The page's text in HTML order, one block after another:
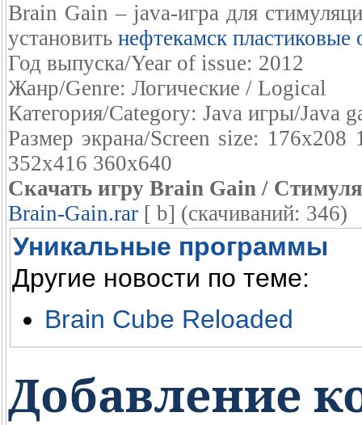
Brain Gain – java-игра для
установить нефтекамск пластиковые
Год выпуска/Year of issue: 2012
Жанр/Genre: Логические / Logical
Категория/Category: Java игры/Java
Размер экрана/Screen size:
352x416 360x640
Скачать игру Brain Gain /
Brain-Gain.rar [ b] (cкачиваний: 346)
Уникальные программы
Другие новости по теме:
Brain Cube Reloaded
Добавление